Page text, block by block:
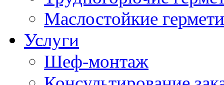
Маслостойкие
Услуги
Шеф-монтаж